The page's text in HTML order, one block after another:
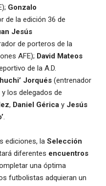
Gonzalo
de la edición 36 de
Jesús
de porteros de la
AFE); David Mateos
de la A.D.
Jorqués (entrenador
y los delegados de
, Daniel Gérica y Jesús
ediciones, la Selección
diferentes encuentros
una óptima
futbolistas adquieran un